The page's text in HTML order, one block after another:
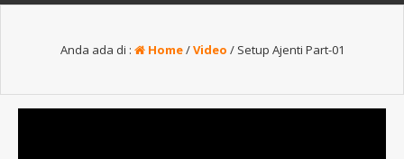
Anda ada di : Home/Video / Setup Ajenti Part-01